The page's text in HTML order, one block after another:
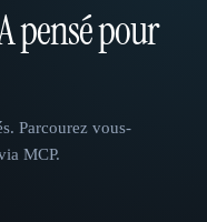
pensé pour
Parcourez vous-
MCP.